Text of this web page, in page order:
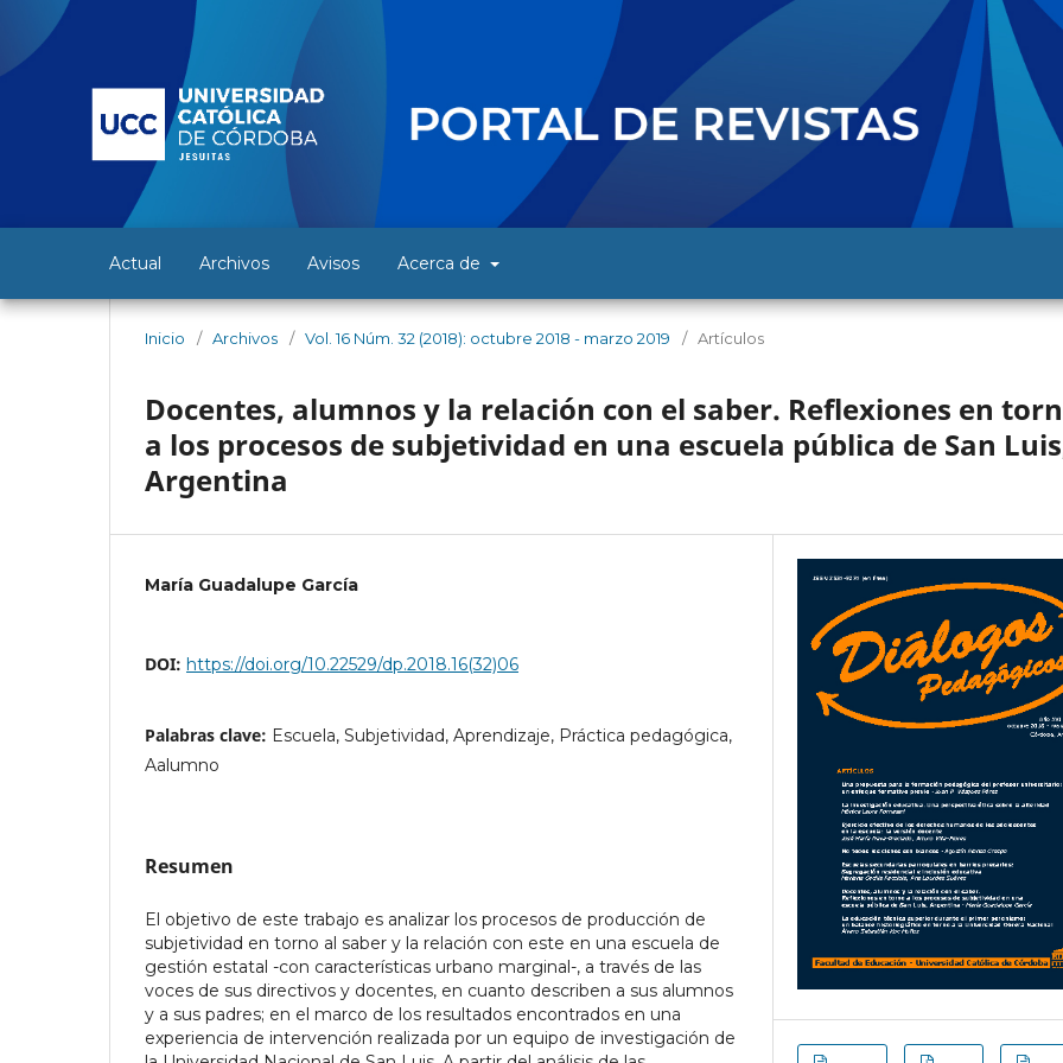
Actual Archivos Avisos Acerca de
Inicio / Archivos / Vol. 16 Núm. 32 (2018): octubre 2018 - marzo 2019 / Artículos
Docentes, alumnos y la relación con el saber. Reflexiones en
a los procesos de subjetividad en una escuela pública de San
Argentina
María Guadalupe García
DOI: https://doi.org/10.22529/dp.2018.16(32)06
Palabras clave: Escuela, Subjetividad, Aprendizaje, Práctica pedagógica,
Aalumno
Resumen
El objetivo de este trabajo es analizar los procesos de producción de
subjetividad en torno al saber y la relación con este en una escuela de
gestión estatal -con características urbano marginal-, a través de las
voces de sus directivos y docentes, en cuanto describen a sus alumnos
y a sus padres; en el marco de los resultados encontrados en una
experiencia de intervención realizada por un equipo de investigación de